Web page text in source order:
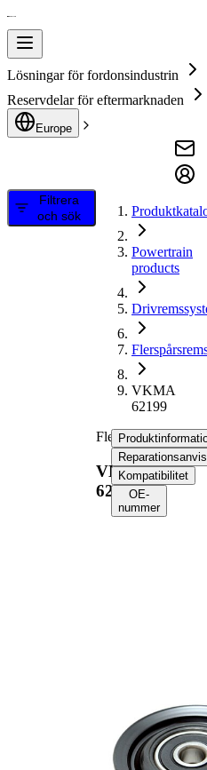
Lösningar för fordonsindustrin
Reservdelar för eftermarknaden
Europe
Filtrera
och sök
Powertrain
products
VKMA
62199
Flerspårsremssats
VKMA
62199
Kompatibilitet
OE-
nummer
Artikelnamn